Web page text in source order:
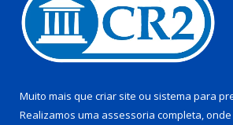
Muito mais que criar site ou sistema para
Realizamos uma assessoria completa,